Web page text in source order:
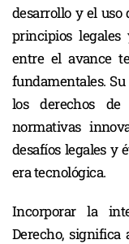
desarrollo y el
principios
entre el avance
fundamentales.
los derechos
normativas
desafíos legales y
era tecnológica.
Incorporar la
Derecho, significa